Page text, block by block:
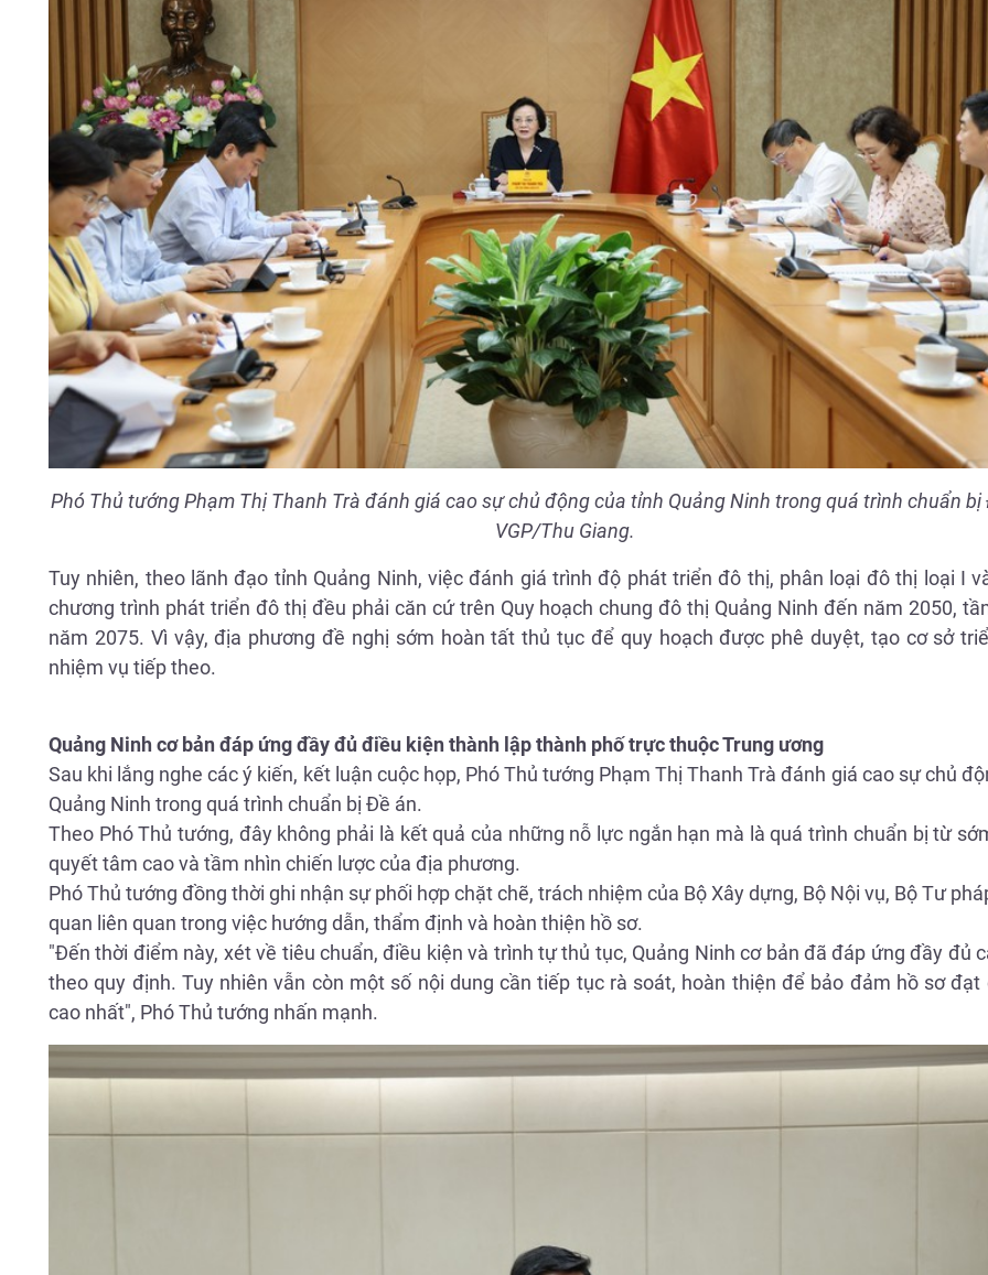
Phó Thủ tướng Phạm Thị Thanh Trà đánh giá cao sự chủ động của tỉnh Quảng Ninh trong quá trình chuẩn bị
VGP/Thu Giang.
Tuy nhiên, theo lãnh đạo tỉnh Quảng Ninh, việc đánh giá trình độ phát triển đô thị, phân loại đô thị loại I
chương trình phát triển đô thị đều phải căn cứ trên Quy hoạch chung đô thị Quảng Ninh đến năm 2050,
năm 2075. Vì vậy, địa phương đề nghị sớm hoàn tất thủ tục để quy hoạch được phê duyệt, tạo cơ sở
nhiệm vụ tiếp theo.
Quảng Ninh cơ bản đáp ứng đầy đủ điều kiện thành lập thành phố trực thuộc Trung ương
Sau khi lắng nghe các ý kiến, kết luận cuộc họp, Phó Thủ tướng Phạm Thị Thanh Trà đánh giá cao sự chủ
Quảng Ninh trong quá trình chuẩn bị Đề án.
Theo Phó Thủ tướng, đây không phải là kết quả của những nỗ lực ngắn hạn mà là quá trình chuẩn bị từ
quyết tâm cao và tầm nhìn chiến lược của địa phương.
Phó Thủ tướng đồng thời ghi nhận sự phối hợp chặt chẽ, trách nhiệm của Bộ Xây dựng, Bộ Nội vụ, Bộ Tư
quan liên quan trong việc hướng dẫn, thẩm định và hoàn thiện hồ sơ.
"Đến thời điểm này, xét về tiêu chuẩn, điều kiện và trình tự thủ tục, Quảng Ninh cơ bản đã đáp ứng đầy đủ
theo quy định. Tuy nhiên vẫn còn một số nội dung cần tiếp tục rà soát, hoàn thiện để bảo đảm hồ sơ đạt
cao nhất", Phó Thủ tướng nhấn mạnh.